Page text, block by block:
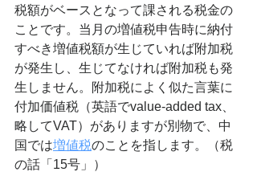
税額がベースとなって課される税金の
ことです。当月の増値税申告時に納付
すべき増値税額が生じていれば附加税
が発生し、生じてなければ附加税も発
生しません。附加税によく似た言葉に
付加価値税（英語でvalue-added tax、
略してVAT）がありますが別物で、中
国では増値税のことを指します。
（税
の話「15号」）